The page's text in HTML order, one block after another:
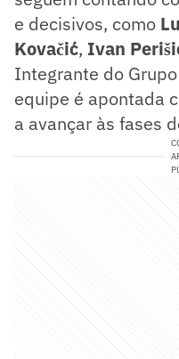
e decisivos, como
Kovačić, Ivan
Integrante do
equipe é apontada
a avançar às fases